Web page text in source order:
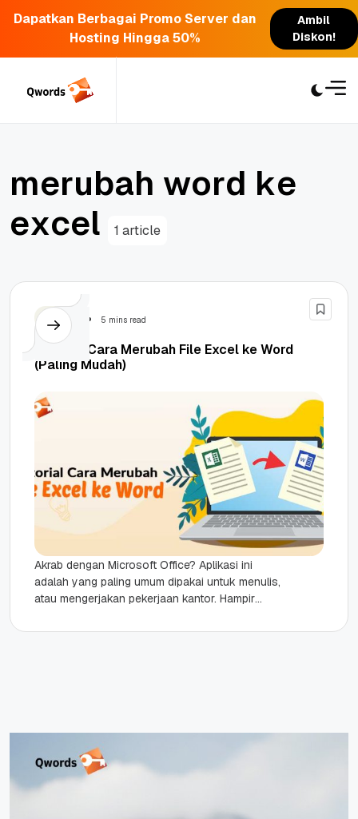
Dapatkan Berbagai Promo Server dan
Hosting Hingga 50%
Ambil
Diskon!
merubah word ke
excel 1 article
Tutorial 5 mins read
Tutorial Cara Merubah File Excel ke Word
(Paling Mudah)
Akrab dengan Microsoft Office? Aplikasi ini
adalah yang paling umum dipakai untuk menulis,
atau mengerjakan pekerjaan kantor. Hampir
Terutama Excel...